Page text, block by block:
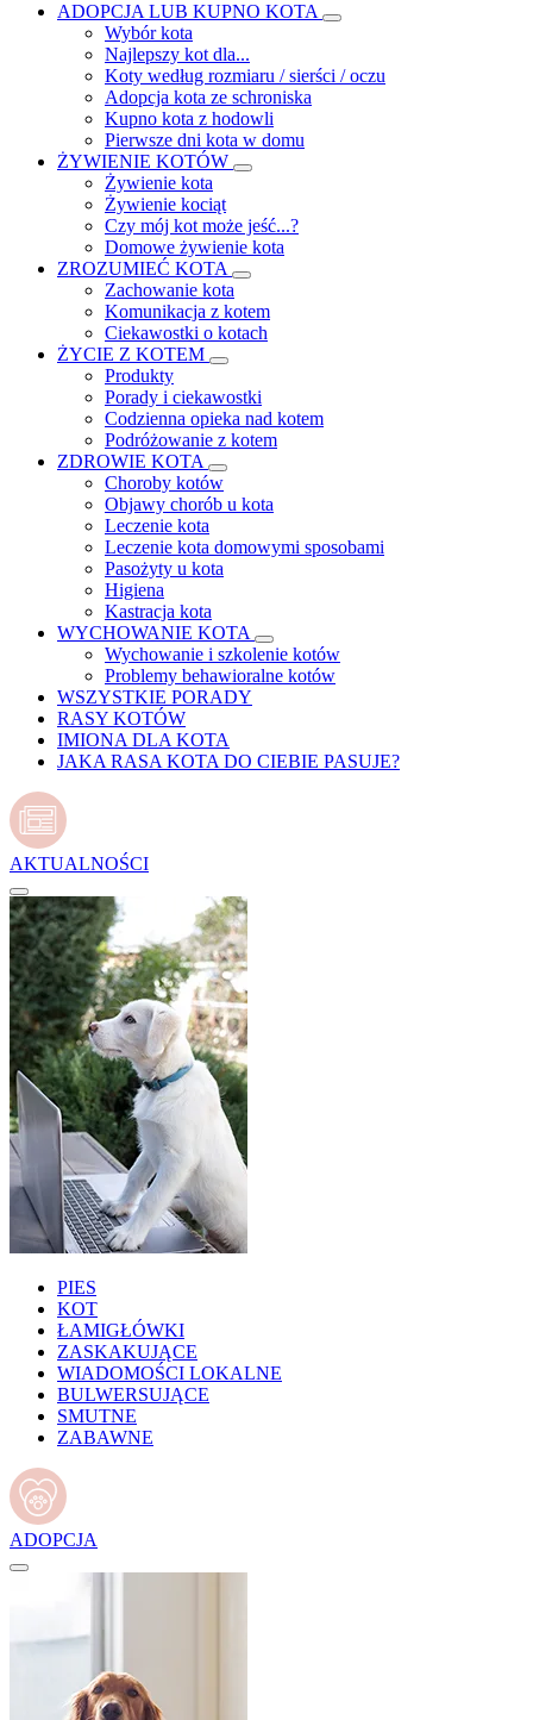
ADOPCJA LUB KUPNO KOTA
Wybór kota
Najlepszy kot dla...
Koty według rozmiaru / sierści / oczu
Adopcja kota ze schroniska
Kupno kota z hodowli
Pierwsze dni kota w domu
ŻYWIENIE KOTÓW
Żywienie kota
Żywienie kociąt
Czy mój kot może jeść...?
Domowe żywienie kota
ZROZUMIEĆ KOTA
Zachowanie kota
Komunikacja z kotem
Ciekawostki o kotach
ŻYCIE Z KOTEM
Produkty
Porady i ciekawostki
Codzienna opieka nad kotem
Podróżowanie z kotem
ZDROWIE KOTA
Choroby kotów
Objawy chorób u kota
Leczenie kota
Leczenie kota domowymi sposobami
Pasożyty u kota
Higiena
Kastracja kota
WYCHOWANIE KOTA
Wychowanie i szkolenie kotów
Problemy behawioralne kotów
WSZYSTKIE PORADY
RASY KOTÓW
IMIONA DLA KOTA
JAKA RASA KOTA DO CIEBIE PASUJE?
AKTUALNOŚCI
PIES
KOT
ŁAMIGŁÓWKI
ZASKAKUJĄCE
WIADOMOŚCI LOKALNE
BULWERSUJĄCE
SMUTNE
ZABAWNE
ADOPCJA